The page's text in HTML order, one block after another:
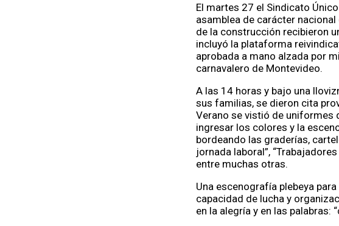
El martes 27 el Sindicato
asamblea de carácter
de la construcción recibieron
incluyó la plataforma
aprobada a mano alzada por
carnavalero de Montevideo.
A las 14 horas y bajo una
sus familias, se dieron cita
Verano se vistió de uniformes
ingresar los colores y la
bordeando las graderías,
jornada laboral”,
entre muchas otras.
Una escenografía plebeya
capacidad de lucha y
en la alegría y en las palabras: